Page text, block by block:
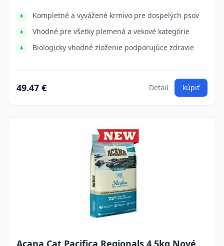
Kompletné a vyvážené krmivo pre dospelých psov
Vhodné pre všetky plemená a vekové kategórie
Biologicky vhodné zloženie podporujúce zdravie
49.47 € Detail kúpiť
Acana Cat Pacifica Regionals 4,5kg Nové